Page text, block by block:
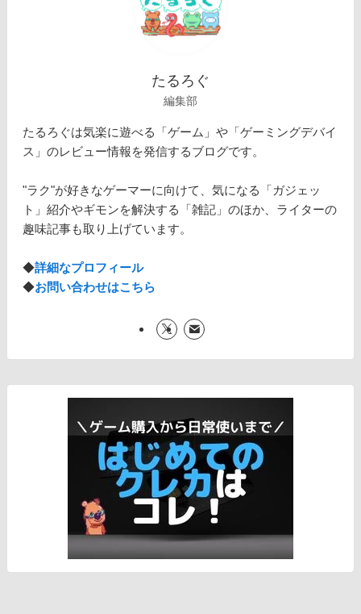
たるろぐ
編集部
たるろぐは気楽に遊べる「ゲーム」や「ゲーミングデバイ
ス」のレビュー情報を発信するブログです。
"ラク"が好きなゲーマーに向けて、気になる「ガジェッ
ト」紹介やギモンを解決する「雑記」のほか、ライターの
趣味記事も取り上げています。
◆詳細なプロフィール
◆お問い合わせはこちら